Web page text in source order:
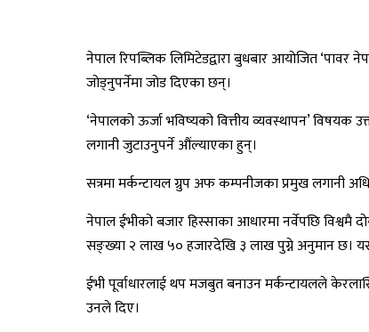
नेपाल रिपब्लिक लिमिटेडद्वारा बुधबार आयोजित ‘पावर
जोड्नुपर्नेमा जोड दिएका छन्।
‘नेपालको ऊर्जा भविष्यको वित्तीय व्यवस्थापन’ विषयक
लगानी जुटाउनुपर्ने औंल्याएका हुन्।
सत्रमा मर्कन्टायल ग्रुप अफ कम्पनीजका प्रमुख लगानी
नेपाल ईभीको बजार हिस्साका आधारमा नर्वेपछि
सङ्ख्या २ लाख ५० हजारदेखि ३ लाख पुग्ने अनुमान छ। यसले
ईभी पूर्वाधारलाई थप मजबुत बनाउन मर्कन्टायलले
उनले दिए।